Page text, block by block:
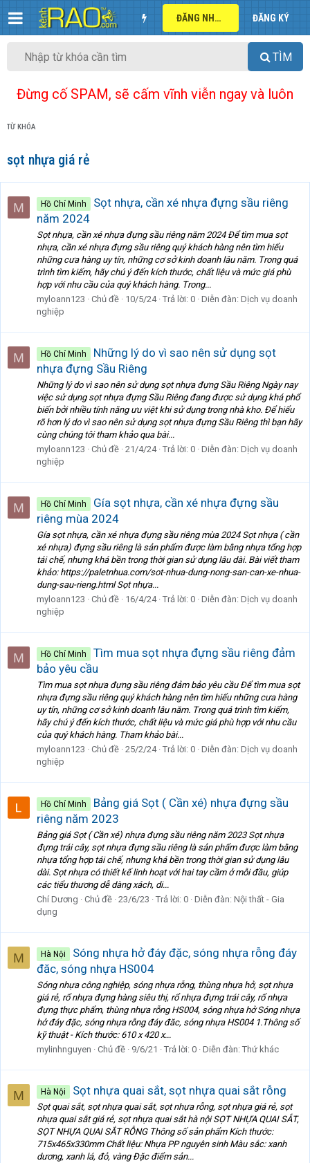
ĐĂNG NHẬP ĐĂNG KÝ
TÌM
Đừng cố SPAM, sẽ cấm vĩnh viễn ngay và luôn
TỪ KHÓA
sọt nhựa giá rẻ
M Hồ Chí Minh
Sọt nhựa, cần xé nhựa đựng sầu riêng
năm 2024
Sọt nhựa, cần xé nhựa đựng sầu riêng năm 2024 Để tìm mua sọt
nhựa, cần xé nhựa đựng sầu riêng quý khách hàng nên tìm hiểu
những cưa hàng uy tín, những cơ sở kinh doanh lâu năm. Trong quá
trình tìm kiếm, hãy chú ý đến kích thước, chất liệu và mức giá phù
hợp với nhu cầu của quý khách hàng. Trong...
myloann123
Chủ đề 10/5/24 Trả lời: 0 Diễn đàn: Dịch vụ doanh
nghiệp
M Hồ Chí Minh
Những lý do vì sao nên sử dụng sọt
nhựa đựng Sầu Riêng
Những lý do vì sao nên sử dụng sọt nhựa đựng Sầu Riêng Ngày nay
việc sử dụng sọt nhựa đựng Sầu Riêng đang được sử dụng khá phổ
biến bởi nhiều tính năng ưu việt khi sử dụng trong nhà kho. Để hiểu
rõ hơn lý do vì sao nên sử dụng sọt nhựa đựng Sầu Riêng thì bạn hãy
cùng chúng tôi tham khảo qua bài...
myloann123
Chủ đề 21/4/24 Trả lời: 0 Diễn đàn: Dịch vụ doanh
nghiệp
M Hồ Chí Minh
Gía sọt nhựa, cần xé nhựa đựng sầu
riêng mùa 2024
Gía sọt nhựa, cần xé nhựa đựng sầu riêng mùa 2024 Sọt nhựa ( cần
xé nhựa) đựng sầu riêng là sản phẩm được làm bằng nhựa tổng hợp
tái chế, nhưng khá bền trong thời gian sử dụng lâu dài. Bài viết tham
khảo: https://paletnhua.com/sot-nhua-dung-nong-san-can-xe-nhua-
dung-sau-rieng.html Sọt nhựa...
myloann123
Chủ đề 16/4/24 Trả lời: 0 Diễn đàn: Dịch vụ doanh
nghiệp
M Hồ Chí Minh
Tìm mua sọt nhựa đựng sầu riêng đảm
bảo yêu cầu
Tìm mua sọt nhựa đựng sầu riêng đảm bảo yêu cầu Để tìm mua sọt
nhựa đựng sầu riêng quý khách hàng nên tìm hiểu những cưa hàng
uy tín, những cơ sở kinh doanh lâu năm. Trong quá trình tìm kiếm,
hãy chú ý đến kích thước, chất liệu và mức giá phù hợp với nhu cầu
của quý khách hàng. Tham khảo bài...
myloann123
Chủ đề 25/2/24 Trả lời: 0 Diễn đàn: Dịch vụ doanh
nghiệp
Hồ Chí Minh
Bảng giá Sọt ( Cần xé) nhựa đựng sầu
riêng năm 2023
Bảng giá Sọt ( Cần xé) nhựa đựng sầu riêng năm 2023 Sọt nhựa
đựng trái cây, sọt nhựa đựng sầu riêng là sản phẩm được làm bằng
nhựa tổng hợp tái chế, nhưng khá bền trong thời gian sử dụng lâu
dài. Sọt nhựa có thiết kế linh hoạt với hai tay cầm ở mỗi đầu, giúp
các tiểu thương dễ dàng xách, di...
Chí Dương
Chủ đề 23/6/23 Trả lời: 0 Diễn đàn: Nội thất - Gia
dụng
M Hà Nội
Sóng nhựa hở đáy đặc, sóng nhựa rỗng đáy
đăc, sóng nhựa HS004
Sóng nhựa công nghiệp, sóng nhựa rỗng, thùng nhựa hở, sọt nhựa
giá rẻ, rổ nhựa đựng hàng siêu thị, rổ nhựa đựng trái cây, rổ nhựa
đựng thực phẩm, thùng nhựa rỗng HS004, sóng nhựa hở Sóng nhựa
hở đáy đặc, sóng nhựa rỗng đáy đăc, sóng nhựa HS004 1.Thông số
kỹ thuật - Kích thước: 610 x 420 x...
mylinhnguyen
Chủ đề 9/6/21 Trả lời: 0 Diễn đàn: Thứ khác
M Hà Nội Sọt nhựa quai sắt, sọt nhựa quai sắt rỗng
Sọt quai sắt, sọt nhựa quai sắt, sọt nhựa rỗng, sọt nhựa giá rẻ, sọt
nhựa quai sắt giá rẻ, sọt nhựa quai sắt hà nội SỌT NHỰA QUAI SẮT,
SỌT NHỰA QUAI SẮT RỖNG Thông số sản phẩm Kích thước:
715x465x330mm Chất liệu: Nhựa PP nguyên sinh Màu sắc: xanh
dương, xanh lá, đỏ, vàng Đặc điểm sản...